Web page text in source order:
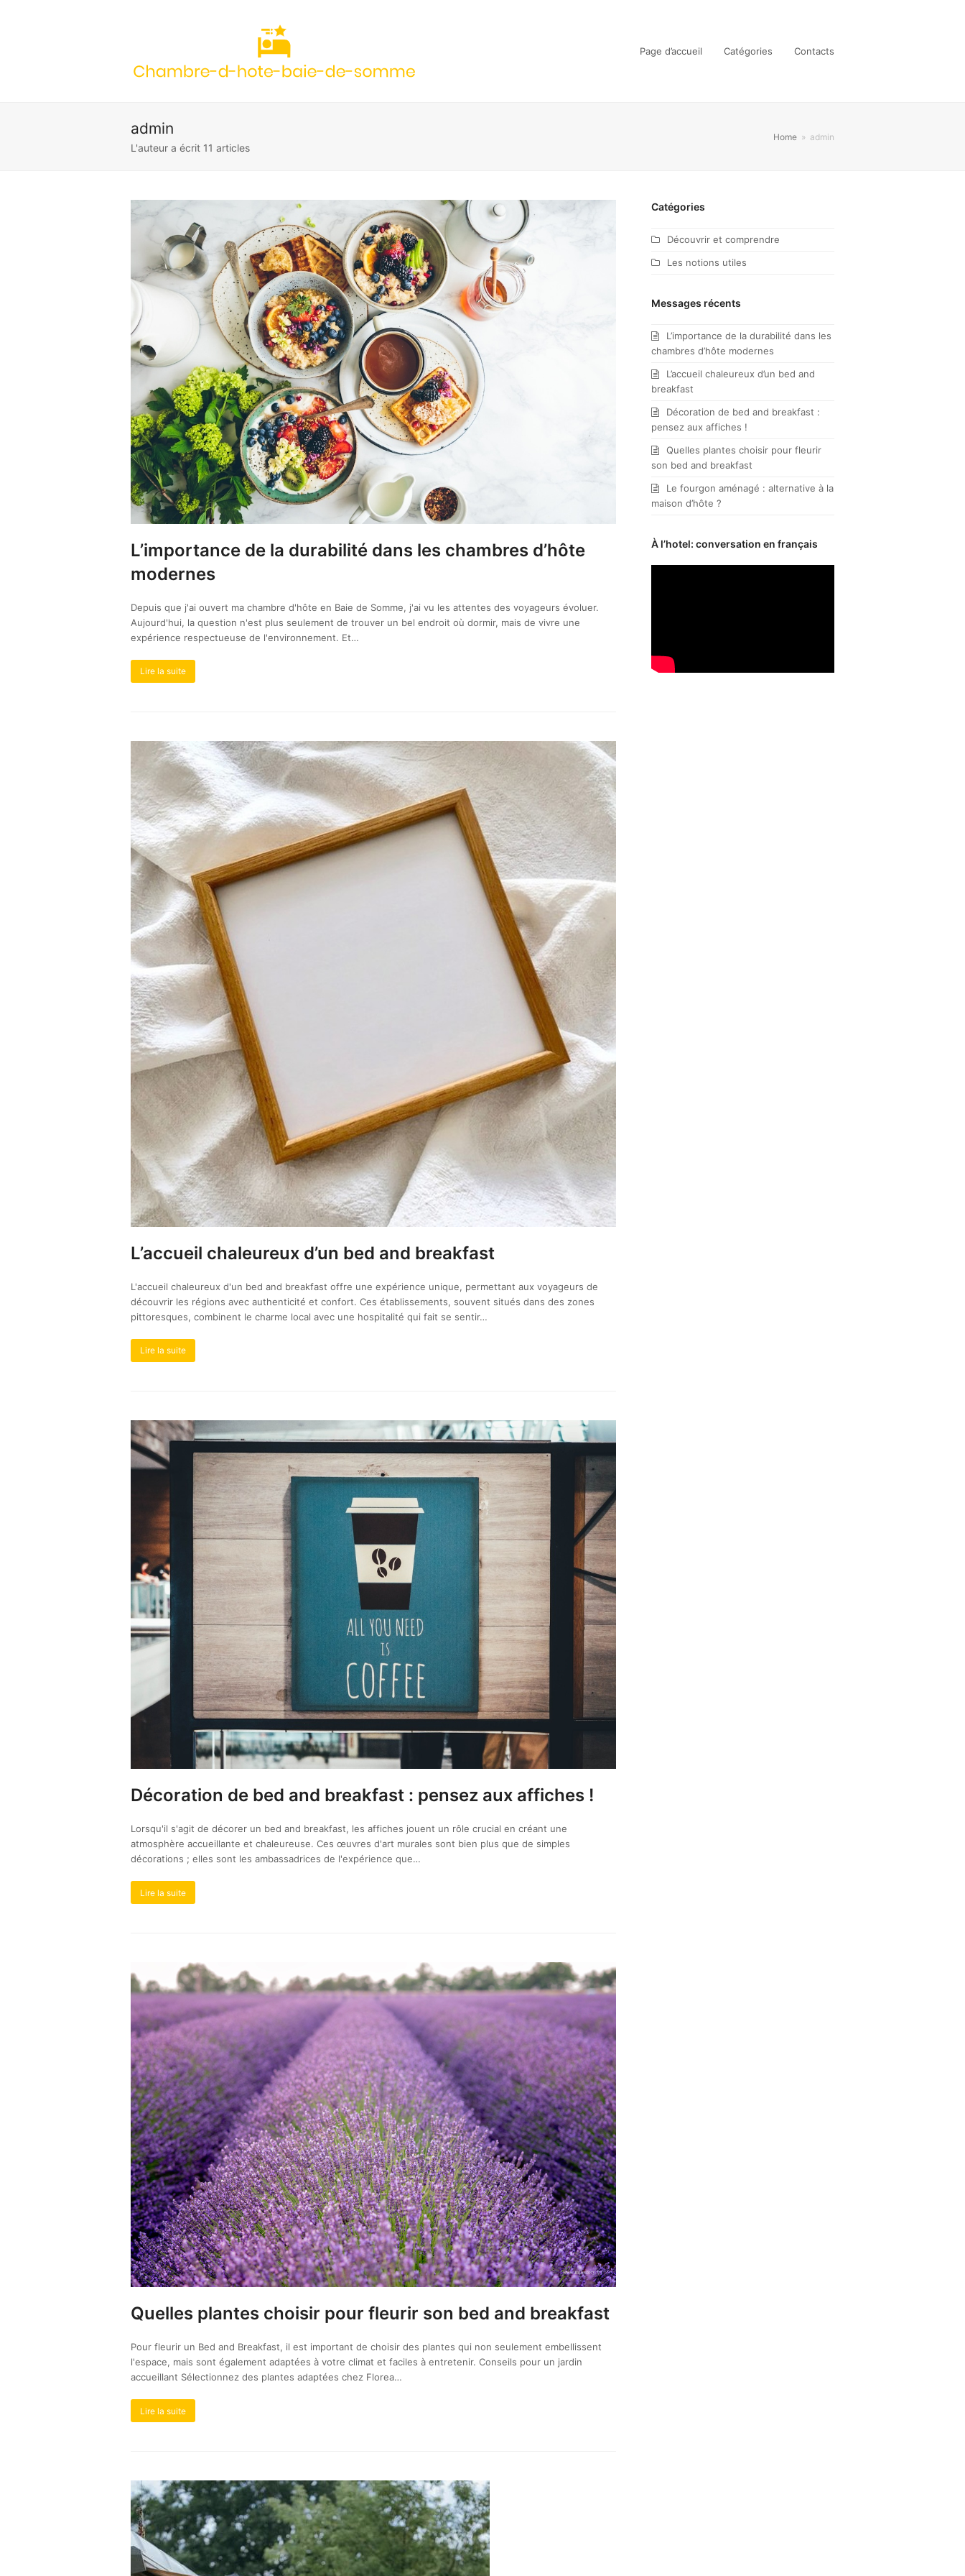
Page d’accueil Catégories Contacts
admin
L'auteur a écrit 11 articles
Home » admin
L’importance de la durabilité dans les chambres d’hôte
modernes
Depuis que j'ai ouvert ma chambre d'hôte en Baie de Somme, j'ai vu les attentes des voyageurs évoluer.
Aujourd'hui, la question n'est plus seulement de trouver un bel endroit où dormir, mais de vivre une
expérience respectueuse de l'environnement. Et…
Lire la suite
L’accueil chaleureux d’un bed and breakfast
L'accueil chaleureux d'un bed and breakfast offre une expérience unique, permettant aux voyageurs de
découvrir les régions avec authenticité et confort. Ces établissements, souvent situés dans des zones
pittoresques, combinent le charme local avec une hospitalité qui fait se sentir…
Lire la suite
Décoration de bed and breakfast : pensez aux affiches !
Lorsqu'il s'agit de décorer un bed and breakfast, les affiches jouent un rôle crucial en créant une
atmosphère accueillante et chaleureuse. Ces œuvres d'art murales sont bien plus que de simples
décorations ; elles sont les ambassadrices de l'expérience que…
Lire la suite
Quelles plantes choisir pour fleurir son bed and breakfast
Pour fleurir un Bed and Breakfast, il est important de choisir des plantes qui non seulement embellissent
l'espace, mais sont également adaptées à votre climat et faciles à entretenir. Conseils pour un jardin
accueillant Sélectionnez des plantes adaptées chez Florea…
Lire la suite
Catégories
Découvrir et comprendre
Les notions utiles
Messages récents
L’importance de la durabilité dans les
chambres d’hôte modernes
L’accueil chaleureux d’un bed and
breakfast
Décoration de bed and breakfast :
pensez aux affiches !
Quelles plantes choisir pour fleurir
son bed and breakfast
Le fourgon aménagé : alternative à la
maison d’hôte ?
À l’hotel: conversation en français